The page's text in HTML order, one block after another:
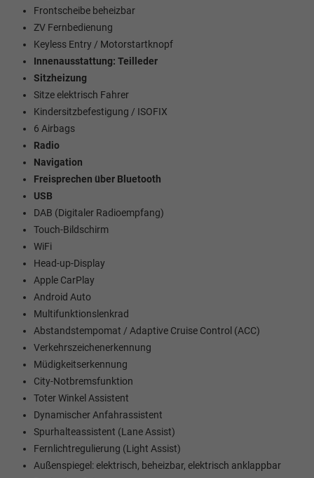
Frontscheibe beheizbar
ZV Fernbedienung
Keyless Entry / Motorstartknopf
Innenausstattung: Teilleder
Sitzheizung
Sitze elektrisch Fahrer
Kindersitzbefestigung / ISOFIX
6 Airbags
Radio
Navigation
Freisprechen über Bluetooth
USB
DAB (Digitaler Radioempfang)
Touch-Bildschirm
WiFi
Head-up-Display
Apple CarPlay
Android Auto
Multifunktionslenkrad
Abstandstempomat / Adaptive Cruise Control (ACC)
Verkehrszeichenerkennung
Müdigkeitserkennung
City-Notbremsfunktion
Toter Winkel Assistent
Dynamischer Anfahrassistent
Spurhalteassistent (Lane Assist)
Fernlichtregulierung (Light Assist)
Außenspiegel: elektrisch, beheizbar, elektrisch anklappbar